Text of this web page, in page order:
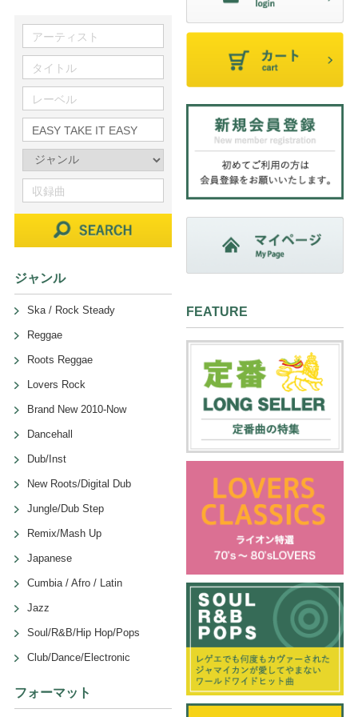
ジャンル
Ska / Rock Steady
Reggae
Roots Reggae
Lovers Rock
Brand New 2010-Now
Dancehall
Dub/Inst
New Roots/Digital Dub
Jungle/Dub Step
Remix/Mash Up
Japanese
Cumbia / Afro / Latin
Jazz
Soul/R&B/Hip Hop/Pops
Club/Dance/Electronic
フォーマット
FEATURE